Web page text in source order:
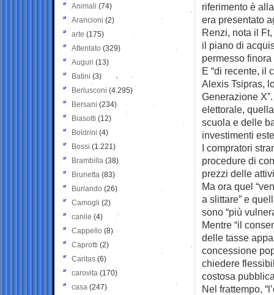
riferimento è
era presentato
Renzi, nota il
il piano di
permesso
E “di recente, il
Alexis Tsipras,
Generazione
elettorale,
scuola e delle
investimenti
I compratori
procedure di
prezzi delle
Ma ora quel
a slittare” e
sono “più
Mentre “il
delle tasse
concessione
chiedere
costosa
Nel frattempo,
Animali (74)
Arancioni (2)
arte (175)
Attentato (329)
Auguri (13)
Batini (3)
Berlusconi (4.295)
Bersani (234)
Biasotti (12)
Boldrini (4)
Bossi (1.221)
Brambilla (38)
Brunetta (83)
Burlando (26)
Camogli (2)
canile (4)
Cappello (8)
Caprotti (2)
Caritas (6)
carovita (170)
casa (247)